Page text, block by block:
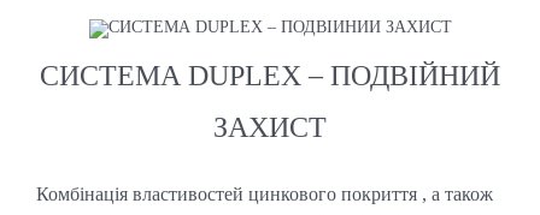
СИСТЕМА DUPLEX – ПОДВІЙНИЙ
ЗАХИСТ
Комбінація властивостей цинкового покриття , а також